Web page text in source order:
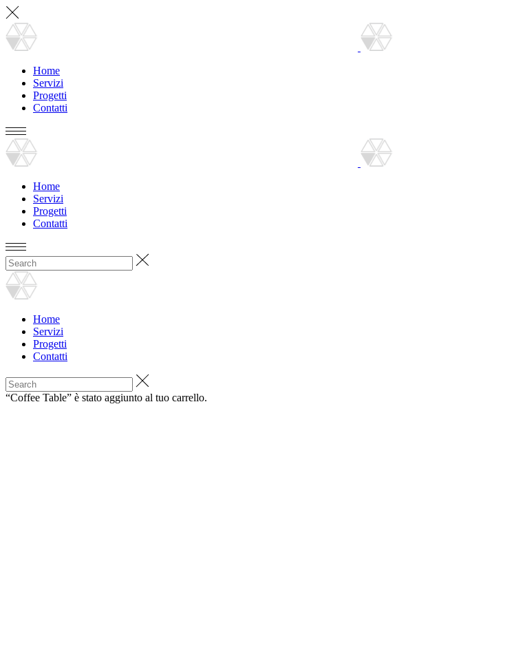
Home
Servizi
Progetti
Contatti
Home
Servizi
Progetti
Contatti
Home
Servizi
Progetti
Contatti
“Coffee Table” è stato aggiunto al tuo carrello.